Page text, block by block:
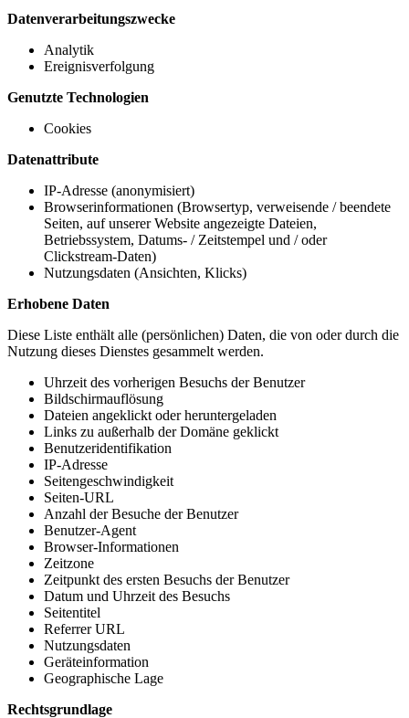
Datenverarbeitungszwecke
Analytik
Ereignisverfolgung
Genutzte Technologien
Cookies
Datenattribute
IP-Adresse (anonymisiert)
Browserinformationen (Browsertyp, verweisende / beendete
Seiten, auf unserer Website angezeigte Dateien,
Betriebssystem, Datums- / Zeitstempel und / oder
Clickstream-Daten)
Nutzungsdaten (Ansichten, Klicks)
Erhobene Daten
Diese Liste enthält alle (persönlichen) Daten, die von oder durch die
Nutzung dieses Dienstes gesammelt werden.
Uhrzeit des vorherigen Besuchs der Benutzer
Bildschirmauflösung
Dateien angeklickt oder heruntergeladen
Links zu außerhalb der Domäne geklickt
Benutzeridentifikation
IP-Adresse
Seitengeschwindigkeit
Seiten-URL
Anzahl der Besuche der Benutzer
Benutzer-Agent
Browser-Informationen
Zeitzone
Zeitpunkt des ersten Besuchs der Benutzer
Datum und Uhrzeit des Besuchs
Seitentitel
Referrer URL
Nutzungsdaten
Geräteinformation
Geographische Lage
Rechtsgrundlage